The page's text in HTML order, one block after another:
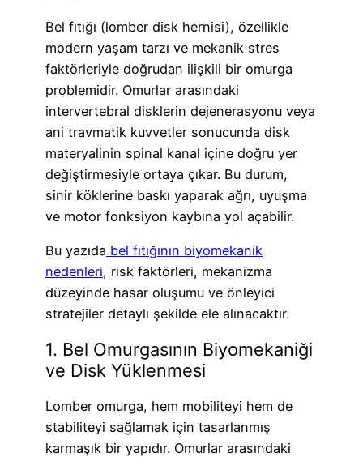
Bel fıtığı (lomber disk hernisi), özellikle
modern yaşam tarzı ve mekanik stres
faktörleriyle doğrudan ilişkili bir omurga
problemidir. Omurlar arasındaki
intervertebral disklerin dejenerasyonu veya
ani travmatik kuvvetler sonucunda disk
materyalinin spinal kanal içine doğru yer
değiştirmesiyle ortaya çıkar. Bu durum,
sinir köklerine baskı yaparak ağrı, uyuşma
ve motor fonksiyon kaybına yol açabilir.
Bu yazıda bel fıtığının biyomekanik
nedenleri, risk faktörleri, mekanizma
düzeyinde hasar oluşumu ve önleyici
stratejiler detaylı şekilde ele alınacaktır.
1. Bel Omurgasının Biyomekaniği
ve Disk Yüklenmesi
Lomber omurga, hem mobiliteyi hem de
stabiliteyi sağlamak için tasarlanmış
karmaşık bir yapıdır. Omurlar arasındaki